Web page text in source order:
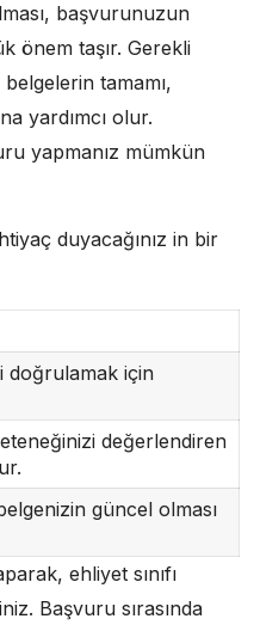
başvurunuzun
önem taşır. Gerekli
tamamı,
yardımcı olur.
yapmanız mümkün
duyacağınız in bir
doğrulamak için
değerlendiren
güncel olması
ehliyet sınıfı
Başvuru sırasında